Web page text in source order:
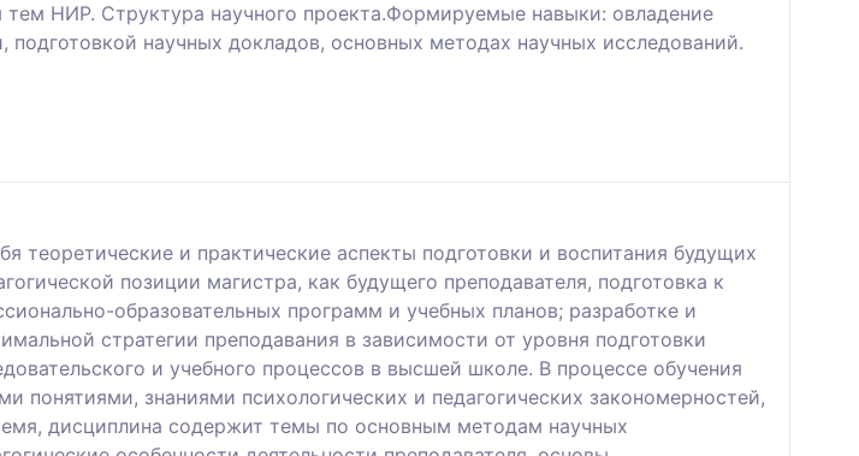
тем НИР. Структура научного проекта.Формируемые навыки: овладение
научных докладов, основных методах научных исследований.
и практические аспекты подготовки и воспитания будущих
позиции магистра, как будущего преподавателя, подготовка к
образовательных программ и учебных планов; разработке и
стратегии преподавания в зависимости от уровня подготовки
и учебного процессов в высшей школе. В процессе обучения
знаниями психологических и педагогических закономерностей,
дисциплина содержит темы по основным методам научных